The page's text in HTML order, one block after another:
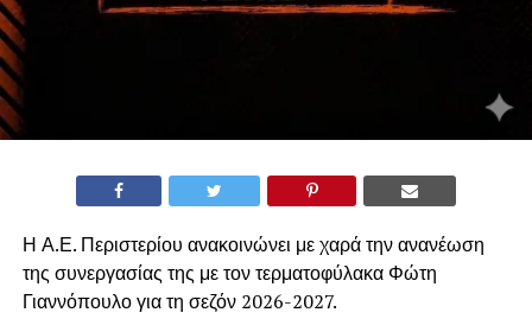
Η Α.Ε. Περιστερίου ανακοινώνει με χαρά την ανανέωση
της συνεργασίας της με τον τερματοφύλακα Φώτη
Γιαννόπουλο για τη σεζόν 2026-2027.